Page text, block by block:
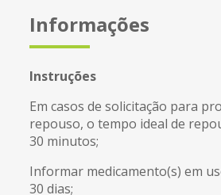
Informações
Instruções
Em casos de solicitação para
repouso, o tempo ideal de
30 minutos;
Informar medicamento(s) em
30 dias;